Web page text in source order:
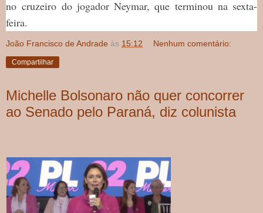
no cruzeiro do jogador Neymar, que terminou na sexta-
feira.
João Francisco de Andrade às 15:12 Nenhum comentário:
Compartilhar
Michelle Bolsonaro não quer concorrer
ao Senado pelo Paraná, diz colunista